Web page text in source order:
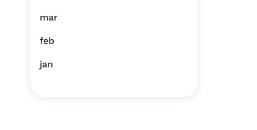
mar
feb
jan